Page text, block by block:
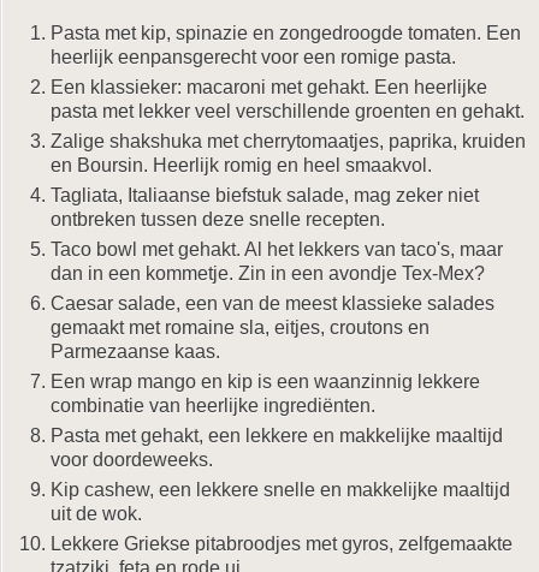
Pasta met kip, spinazie en zongedroogde tomaten. Een
heerlijk eenpansgerecht voor een romige pasta.
Een klassieker: macaroni met gehakt. Een heerlijke
pasta met lekker veel verschillende groenten en gehakt.
Zalige shakshuka met cherrytomaatjes, paprika, kruiden
en Boursin. Heerlijk romig en heel smaakvol.
Tagliata, Italiaanse biefstuk salade, mag zeker niet
ontbreken tussen deze snelle recepten.
Taco bowl met gehakt. Al het lekkers van taco's, maar
dan in een kommetje. Zin in een avondje Tex-Mex?
Caesar salade, een van de meest klassieke salades
gemaakt met romaine sla, eitjes, croutons en
Parmezaanse kaas.
Een wrap mango en kip is een waanzinnig lekkere
combinatie van heerlijke ingrediënten.
Pasta met gehakt, een lekkere en makkelijke maaltijd
voor doordeweeks.
Kip cashew, een lekkere snelle en makkelijke maaltijd
uit de wok.
Lekkere Griekse pitabroodjes met gyros, zelfgemaakte
tzatziki, feta en rode ui.